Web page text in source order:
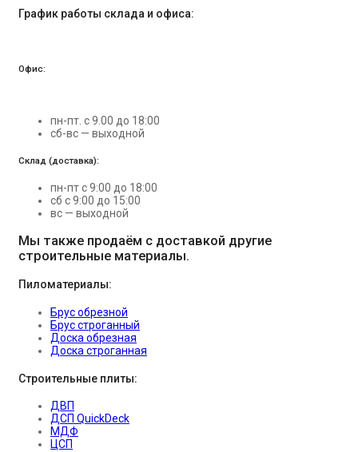
График работы склада и офиса:
Офис:
пн-пт. с 9.00 до 18:00
сб-вс — выходной
Склад (доставка):
пн-пт с 9:00 до 18:00
сб с 9:00 до 15:00
вс — выходной
Мы также продаём с доставкой другие
строительные материалы.
Пиломатериалы:
Брус обрезной
Брус строганный
Доска обрезная
Доска строганная
Строительные плиты:
ДВП
ДСП QuickDeck
МДФ
ЦСП